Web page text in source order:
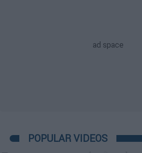
POPULAR VIDEOS